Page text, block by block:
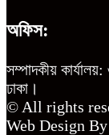
অফিস:
সম্পাদকীয়
ঢাকা।
© All rights
Web Design By